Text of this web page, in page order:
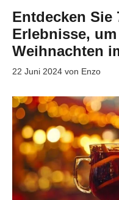
Entdecken Sie
Erlebnisse,
Weihnachten
22 Juni 2024 von Enzo